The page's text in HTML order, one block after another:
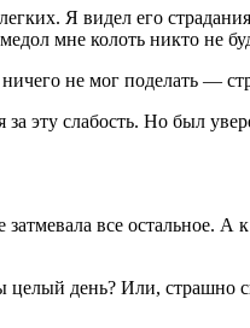
Я видел его
мне колоть никто не
не мог поделать —
эту слабость. Но был
затмевала все
целый день? Или,